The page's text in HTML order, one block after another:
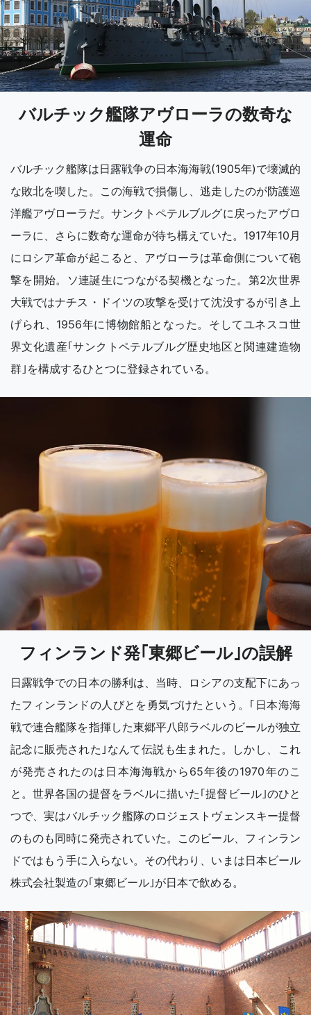
バルチック艦隊アヴローラの数奇な
運命
バルチック艦隊は日露戦争の日本海海戦(1905年)で壊滅的
な敗北を喫した。この海戦で損傷し、逃走したのが防護巡
洋艦アヴローラだ。サンクトペテルブルグに戻ったアヴロ
ーラに、さらに数奇な運命が待ち構えていた。1917年10月
にロシア革命が起こると、アヴローラは革命側について砲
撃を開始。ソ連誕生につながる契機となった。第2次世界
大戦ではナチス・ドイツの攻撃を受けて沈没するが引き上
げられ、1956年に博物館船となった。そしてユネスコ世
界文化遺産｢サンクトペテルブルグ歴史地区と関連建造物
群｣を構成するひとつに登録されている。
フィンランド発｢東郷ビール｣の誤解
日露戦争での日本の勝利は、当時、ロシアの支配下にあっ
たフィンランドの人びとを勇気づけたという。｢日本海海
戦で連合艦隊を指揮した東郷平八郎ラベルのビールが独立
記念に販売された｣なんて伝説も生まれた。しかし、これ
が発売されたのは日本海海戦から65年後の1970年のこ
と。世界各国の提督をラベルに描いた｢提督ビール｣のひと
つで、実はバルチック艦隊のロジェストヴェンスキー提督
のものも同時に発売されていた。このビール、フィンラン
ドではもう手に入らない。その代わり、いまは日本ビール
株式会社製造の｢東郷ビール｣が日本で飲める。